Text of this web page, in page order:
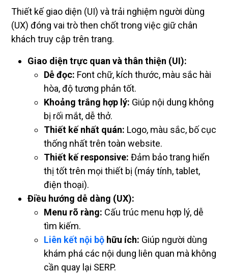
Thiết kế giao diện (UI) và trải nghiệm người dùng
(UX) đóng vai trò then chốt trong việc giữ chân
khách truy cập trên trang.
Giao diện trực quan và thân thiện (UI):
Dễ đọc: Font chữ, kích thước, màu sắc hài
hòa, độ tương phản tốt.
Khoảng trắng hợp lý: Giúp nội dung không
bị rối mắt, dễ thở.
Thiết kế nhất quán: Logo, màu sắc, bố cục
thống nhất trên toàn website.
Thiết kế responsive: Đảm bảo trang hiển
thị tốt trên mọi thiết bị (máy tính, tablet,
điện thoại).
Điều hướng dễ dàng (UX):
Menu rõ ràng: Cấu trúc menu hợp lý, dễ
tìm kiếm.
Liên kết nội bộ hữu ích: Giúp người dùng
khám phá các nội dung liên quan mà không
cần quay lại SERP.